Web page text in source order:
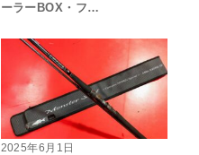
ーラーBOX・フ…
2025年6月1日